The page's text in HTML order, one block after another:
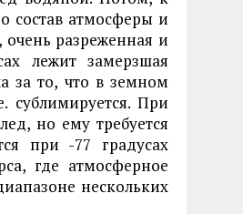
состав атмосферы и
очень разреженная и
лежит замерзшая
за то, что в земном
сублимируется. При
но ему требуется
при -77 градусах
где атмосферное
нескольких